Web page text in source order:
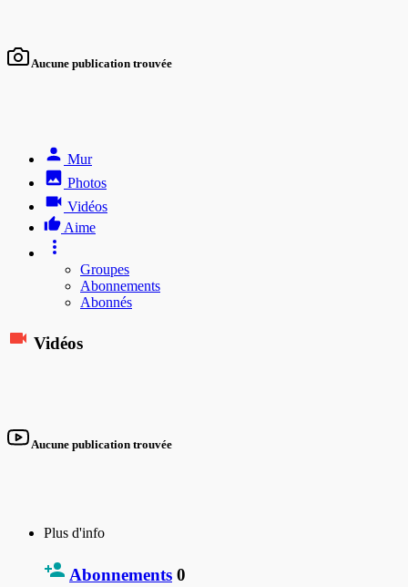
Aucune publication trouvée
Mur
Photos
Vidéos
Aime
Groupes
Abonnements
Abonnés
Vidéos
Aucune publication trouvée
Plus d'info
Abonnements 0